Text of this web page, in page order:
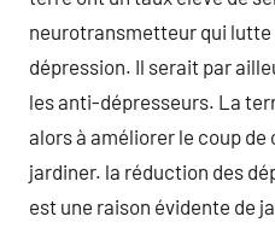
neurotransmetteur qui lutte
dépression. Il serait par
les anti-dépresseurs. La
alors à améliorer le coup de
jardiner. la réduction des
est une raison évidente de